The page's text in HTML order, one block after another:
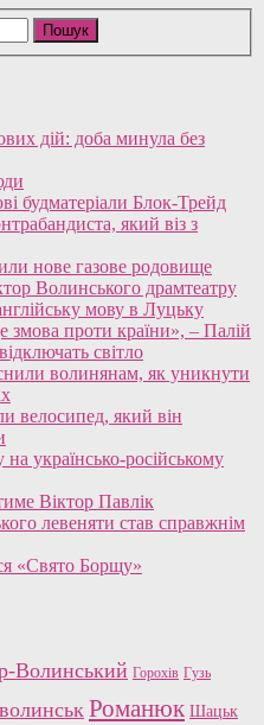
дій: доба минула без
будматеріали Блок-Трейд
який віз з
нове газове родовище
Волинського драмтеатру
мову в Луцьку
змова проти країни», – Палій
світло
волинянам, як уникнути
велосипед, який він
українсько-російському
Віктор Павлік
левеняти став справжнім
«Свято Борщу»
Волинський Горохів Гузь
Романюк Шацьк